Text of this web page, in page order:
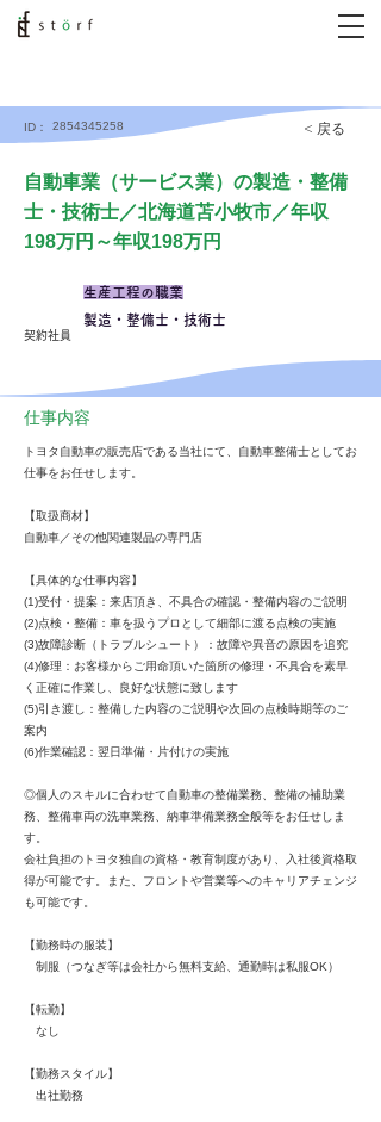
ID： 2854345258 < 戻る
自動車業（サービス業）の製造・整備
士・技術士／北海道苫小牧市／年収
198万円～年収198万円
契約社員
生産工程の職業
製造・整備士・技術士
仕事内容
トヨタ自動車の販売店である当社にて、自動車整備士としてお
仕事をお任せします。
【取扱商材】
自動車／その他関連製品の専門店
【具体的な仕事内容】
(1)受付・提案：来店頂き、不具合の確認・整備内容のご説明
(2)点検・整備：車を扱うプロとして細部に渡る点検の実施
(3)故障診断（トラブルシュート）：故障や異音の原因を追究
(4)修理：お客様からご用命頂いた箇所の修理・不具合を素早
く正確に作業し、良好な状態に致します
(5)引き渡し：整備した内容のご説明や次回の点検時期等のご
案内
(6)作業確認：翌日準備・片付けの実施
◎個人のスキルに合わせて自動車の整備業務、整備の補助業
務、整備車両の洗車業務、納車準備業務全般等をお任せしま
す。
会社負担のトヨタ独自の資格・教育制度があり、入社後資格取
得が可能です。また、フロントや営業等へのキャリアチェンジ
も可能です。
【勤務時の服装】
制服（つなぎ等は会社から無料支給、通勤時は私服OK）
【転勤】
なし
【勤務スタイル】
出社勤務